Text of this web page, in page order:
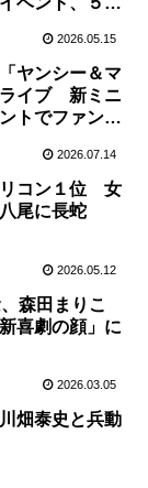
2026.05.15
ヤンシー＆マ
ライブ 新ミニ
トでファンと
2026.07.14
リコン１位 女
尾に長蛇
2026.05.12
森田まりこ
喜劇の顔」に
2026.03.05
畑泰史と兵動